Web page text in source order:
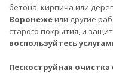
бетона, кирпича или
Воронежеили другие
старого покрытия, и
воспользуйтесь
Пескоструйная очистка